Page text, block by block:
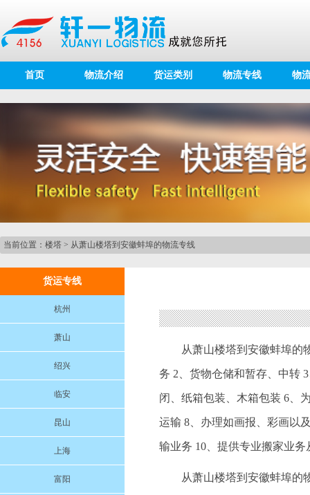
首页 物流介绍 货运类别 物流专线 物
当前位置： 楼塔 > 从萧山楼塔到安徽蚌埠的物流专线
货运专线
杭州
萧山
绍兴
临安
昆山
上海
富阳
从萧山楼塔到安徽蚌埠的
务 2、货物仓储和暂存、中转
闭、纸箱包装、木箱包装 6、
运输 8、办理如画报、彩画以
输业务 10、提供专业搬家业
从萧山楼塔到安徽蚌埠的